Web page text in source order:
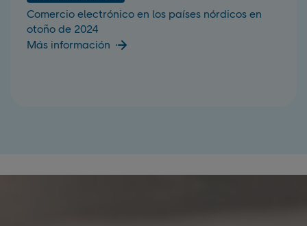
Comercio electrónico en los países nórdicos en
otoño de 2024
Más información